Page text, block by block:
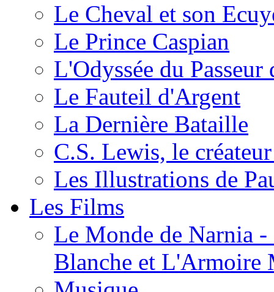
Le Cheval et son
Le Prince Caspian
L'Odyssée du
Le Fauteil d'Argent
La Dernière Bataille
C.S. Lewis, le
Les Illustrations de
Les Films
Le Monde de Narnia
Blanche et L'Armoire